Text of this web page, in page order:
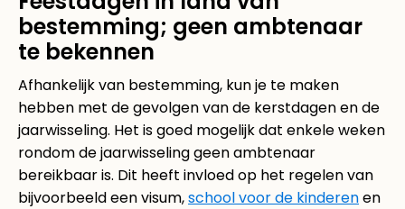
bestemming; geen ambtenaar
te bekennen
Afhankelijk van bestemming, kun je te maken
hebben met de gevolgen van de kerstdagen en de
jaarwisseling. Het is goed mogelijk dat enkele weken
rondom de jaarwisseling geen ambtenaar
bereikbaar is. Dit heeft invloed op het regelen van
bijvoorbeeld een visum,school voor de kinderenen